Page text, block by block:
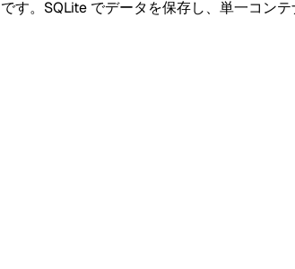
す。SQLite でデータを保存し、単一コン